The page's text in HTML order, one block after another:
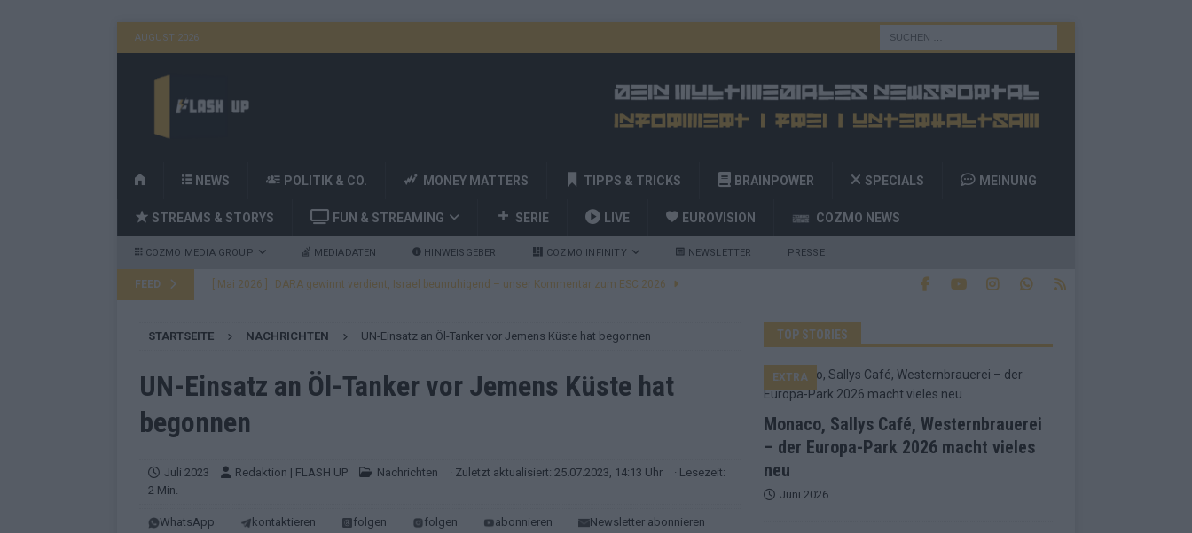
AUGUST 2026
H
M
E
NEWS POLITIK & CO. MONEY MATTERS TIPPS & TRICKS BRAINPOWER SPECIALS MEINUNG
STREAMS & STORYS FUN & STREAMING SERIE LIVE EUROVISION COZMO NEWS
COZMO MEDIA GROUP MEDIADATEN HINWEISGEBER COZMO INFINITY NEWSLETTER PRESSE
FEED [ Mai 2026 ] DARA gewinnt den ESC – Bulgarien jubelt, Israel sorgt für Diskussionen, Deutschland geht
JJ, Lordi, Verka Serduchka und Billy Joel – das ESC-Finale wird eine Party
[ Mai 2026 ] ESC-Finale heute Abend – Startreihenfolge steht, Deutschland singt als Zweites!
[ Mai 2026 ]
KOMMENTAR
EUROVISION
STARTSEITE NACHRICHTEN UN-Einsatz an Öl-Tanker vor Jemens Küste hat begonnen
UN-Einsatz an Öl-Tanker vor Jemens Küste hat
begonnen
Juli 2023 Redaktion | FLASH UP Nachrichten · Zuletzt aktualisiert: 25.07.2023, 14:13 Uhr
· Lesezeit:
2 Min.
WhatsApp kontaktieren folgen folgen abonnieren Newsletter abonnieren
TOP STORIES
Monaco, Sallys Café, Westernbrauerei
– der Europa-Park 2026 macht vieles
neu
EXTRA
Juni 2026